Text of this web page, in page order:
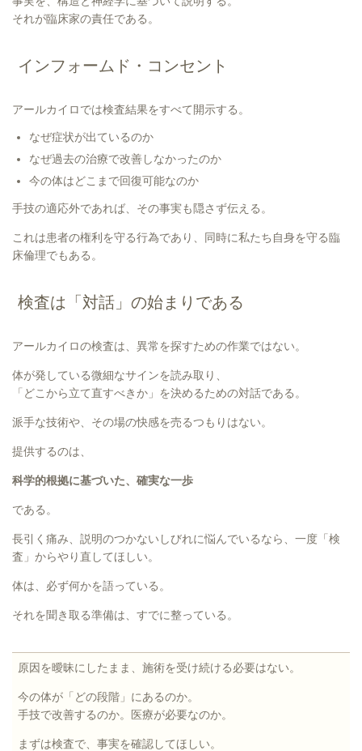
それが臨床家の責任である。
インフォームド・コンセント
アールカイロでは検査結果をすべて開示する。
なぜ症状が出ているのか
なぜ過去の治療で改善しなかったのか
今の体はどこまで回復可能なのか
手技の適応外であれば、その事実も隠さず伝える。
これは患者の権利を守る行為であり、同時に私たち自身を守る臨
床倫理でもある。
検査は「対話」の始まりである
アールカイロの検査は、異常を探すための作業ではない。
体が発している微細なサインを読み取り、
「どこから立て直すべきか」を決めるための対話である。
派手な技術や、その場の快感を売るつもりはない。
提供するのは、
科学的根拠に基づいた、確実な一歩
である。
長引く痛み、説明のつかないしびれに悩んでいるなら、一度「検
査」からやり直してほしい。
体は、必ず何かを語っている。
それを聞き取る準備は、すでに整っている。
原因を曖昧にしたまま、施術を受け続ける必要はない。
今の体が「どの段階」にあるのか。
手技で改善するのか。医療が必要なのか。
まずは検査で、事実を確認してほしい。